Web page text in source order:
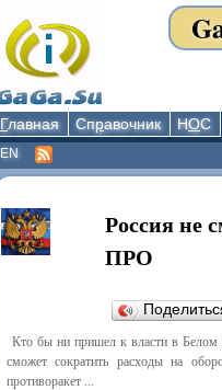
Главная Справочник НОС
EN
Россия не
ПРО
Кто бы ни пришел к власти в Белом
сможет сократить расходы на
противоракет ...